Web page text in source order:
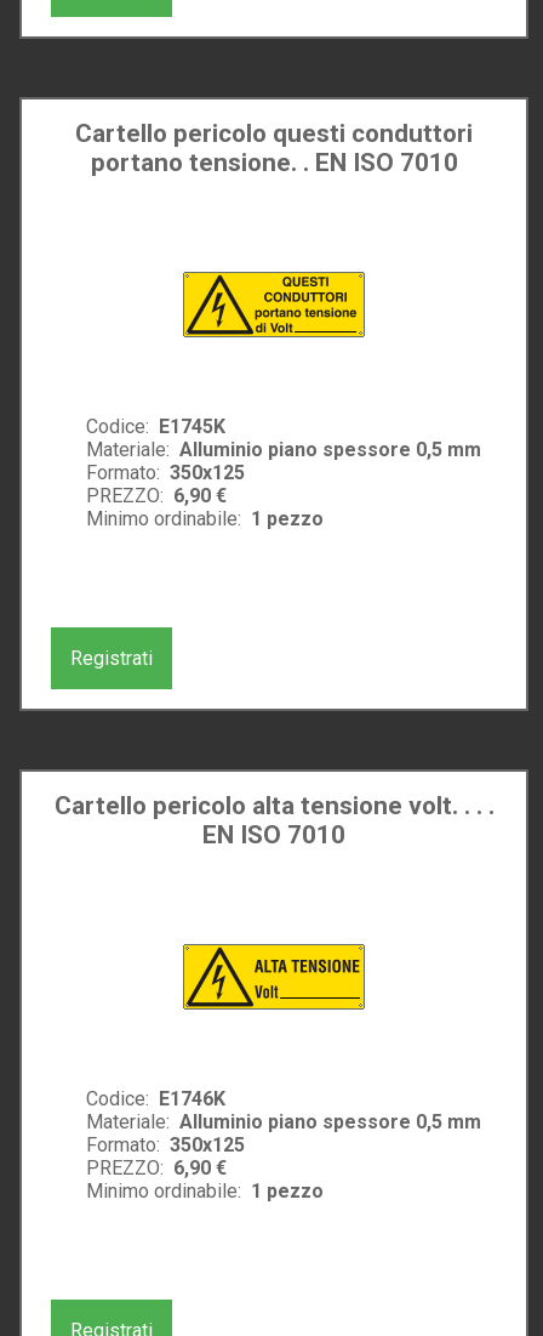
Cartello pericolo questi conduttori
portano tensione. . EN ISO 7010
Codice:
E1745K
Materiale: Alluminio piano spessore 0,5 mm
Formato: 350x125
PREZZO: 6,90 €
Minimo ordinabile: 1 pezzo
Registrati
Cartello pericolo alta tensione volt. . . .
EN ISO 7010
Codice:
E1746K
Materiale: Alluminio piano spessore 0,5 mm
Formato: 350x125
PREZZO: 6,90 €
Minimo ordinabile: 1 pezzo
Registrati